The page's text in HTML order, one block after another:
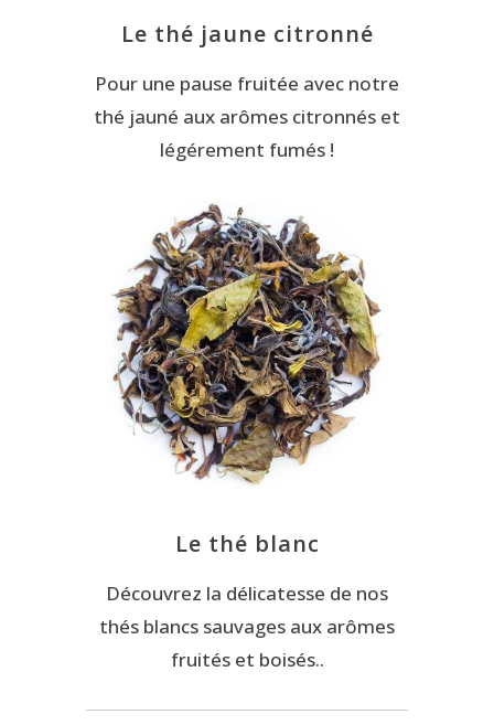
Le thé jaune citronné
Pour une pause fruitée avec notre
thé jauné aux arômes citronnés et
légérement fumés !
Le thé blanc
Découvrez la délicatesse de nos
thés blancs sauvages aux arômes
fruités et boisés..